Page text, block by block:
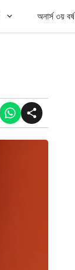
অনার্স ৩য় বর্ষ